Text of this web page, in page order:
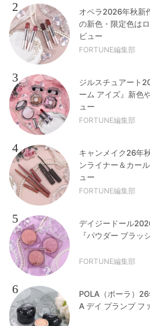
2
オペラ2026年秋新
の新色・限定色は
ビュー
FORTUNE編集部
3
ジルスチュアート
ーム アイズ』新色
ュー
FORTUNE編集部
4
キャンメイク26年
ンライナー＆カー
ュー
FORTUNE編集部
5
デイジードール
『パウダー ブラ
FORTUNE編集部
6
POLA（ポーラ）
A デイ プランプ フ